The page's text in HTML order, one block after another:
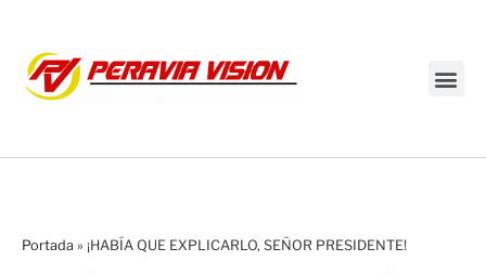
Portada » ¡HABÍA QUE EXPLICARLO, SEÑOR PRESIDENTE!